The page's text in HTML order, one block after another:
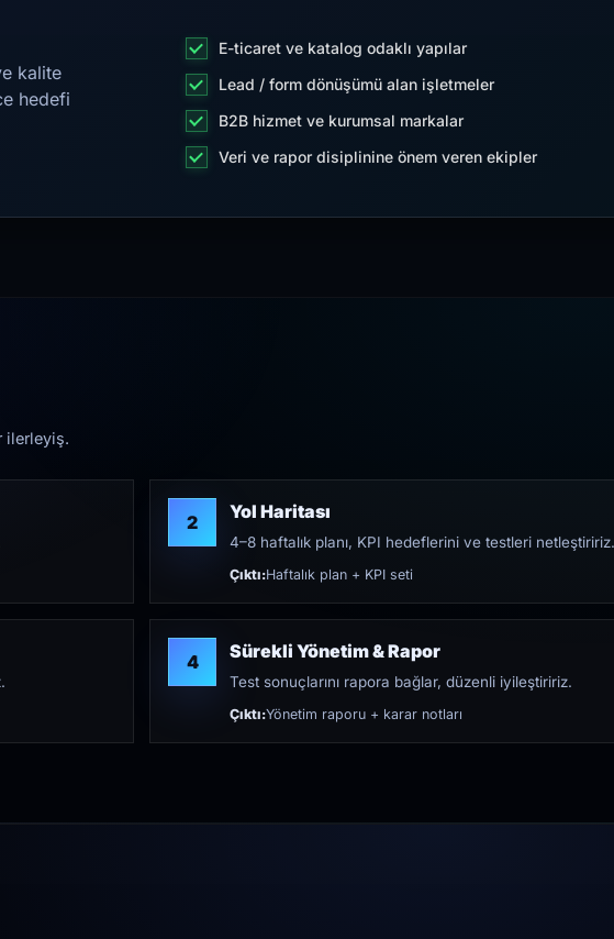
kalite
hedefi
E-ticaret ve katalog odaklı yapılar
Lead / form dönüşümü alan işletmeler
B2B hizmet ve kurumsal markalar
Veri ve rapor disiplinine önem veren ekipler
ilerleyiş.
2 Yol Haritası
4–8 haftalık planı, KPI hedeflerini ve testleri netleştiririz.
Çıktı:Haftalık plan + KPI seti
4 Sürekli Yönetim & Rapor
Test sonuçlarını rapora bağlar, düzenli iyileştiririz.
Çıktı:Yönetim raporu + karar notları